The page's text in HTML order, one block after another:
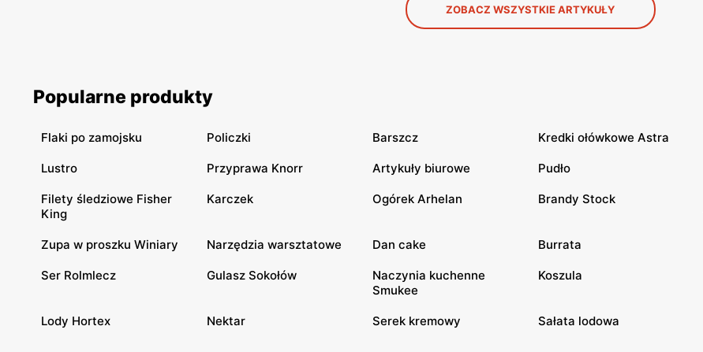
ZOBACZ WSZYSTKIE ARTYKUŁY
Popularne produkty
Flaki po zamojsku Policzki Barszcz Kredki ołówkowe Astra
Lustro Przyprawa Knorr Artykuły biurowe Pudło
Filety śledziowe Fisher
King
Karczek Ogórek Arhelan Brandy Stock
Zupa w proszku Winiary Narzędzia warsztatowe Dan cake Burrata
Ser Rolmlecz Gulasz Sokołów
Naczynia kuchenne
Smukee
Koszula
Lody Hortex Nektar Serek kremowy Sałata lodowa